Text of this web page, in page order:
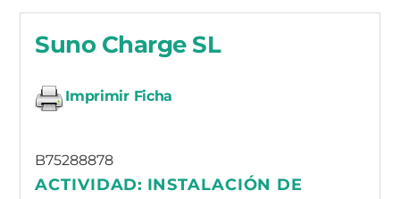
Suno Charge SL
Imprimir Ficha
B75288878
ACTIVIDAD: INSTALACIÓN DE